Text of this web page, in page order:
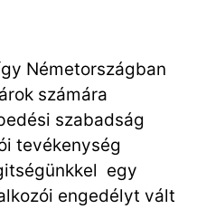
Németországban
számára
szabadság
tevékenység
egy
engedélyt vált